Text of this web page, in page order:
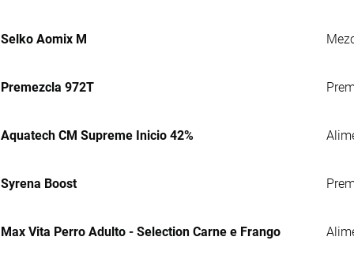
Selko Aomix M
Premezcla 972T
Aquatech CM Supreme Inicio 42%
Syrena Boost
Max Vita Perro Adulto - Selection Carne e Frango